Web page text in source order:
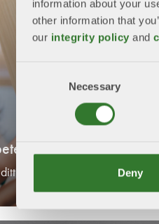
information about your
other information that
our integrity policy and
Necessary
Deny
examensarbete? Få